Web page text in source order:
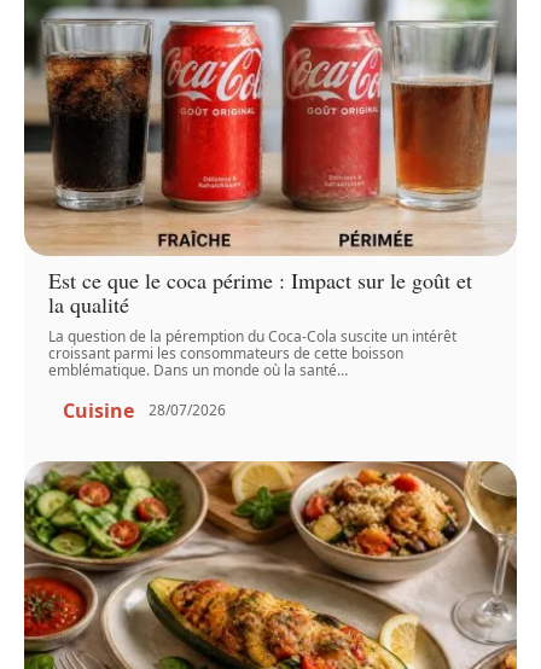
Est ce que le coca périme : Impact sur le goût et
la qualité
La question de la péremption du Coca-Cola suscite un intérêt
croissant parmi les consommateurs de cette boisson
emblématique. Dans un monde où la santé…
Cuisine 28/07/2026